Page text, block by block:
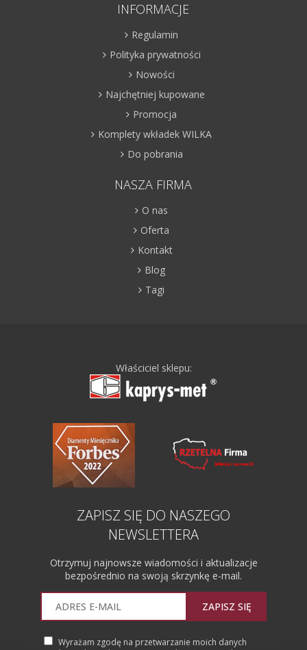
INFORMACJE
Regulamin
Polityka prywatności
Nowości
Najchętniej kupowane
Promocja
Komplety wkładek WILKA
Do pobrania
NASZA FIRMA
O nas
Oferta
Kontakt
Blog
Tagi
Właściciel sklepu:
ZAPISZ SIĘ DO NASZEGO
NEWSLETTERA
Otrzymuj najnowsze wiadomości i aktualizacje
bezpośrednio na swoją skrzynkę e-mail.
ZAPISZ SIĘ
Wyrażam zgodę na przetwarzanie moich danych